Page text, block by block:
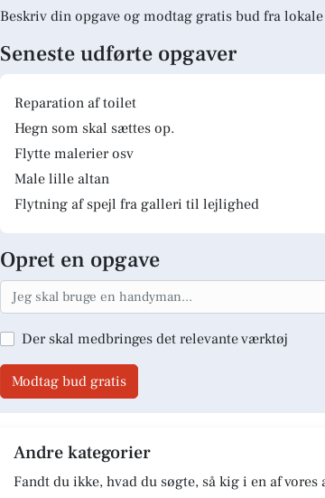
Beskriv din opgave og modtag gratis bud fra
Seneste udførte opgaver
Reparation af toilet
Hegn som skal sættes op.
Flytte malerier osv
Male lille altan
Flytning af spejl fra galleri til lejlighed
Opret en opgave
Der skal medbringes det relevante værktøj
Modtag bud gratis
Andre kategorier
Fandt du ikke, hvad du søgte, så kig i en af